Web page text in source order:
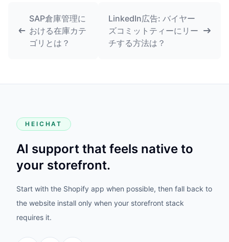
SAP倉庫管理に
おける在庫カテ
ゴリとは？
LinkedIn広告: バイヤー
ズコミットティーにリー
チする方法は？
HEICHAT
AI support that feels native to
your storefront.
Start with the Shopify app when possible, then fall back to
the website install only when your storefront stack
requires it.